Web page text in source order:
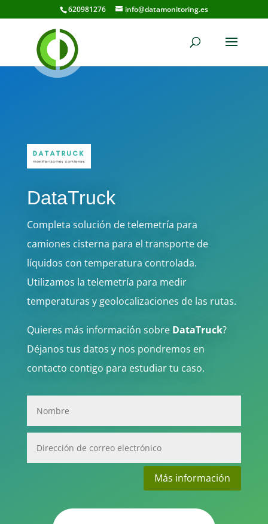
620981276 info@datamonitoring.es
DataTruck
Completa solución de telemetría para
camiones cisterna para el transporte de
líquidos con temperatura controlada.
Utilizamos la telemetría para medir
temperaturas y geolocalizaciones de las rutas.
Quieres más información sobre DataTruck?
Déjanos tus datos y nos pondremos en
contacto contigo para estudiar tu caso.
Más información